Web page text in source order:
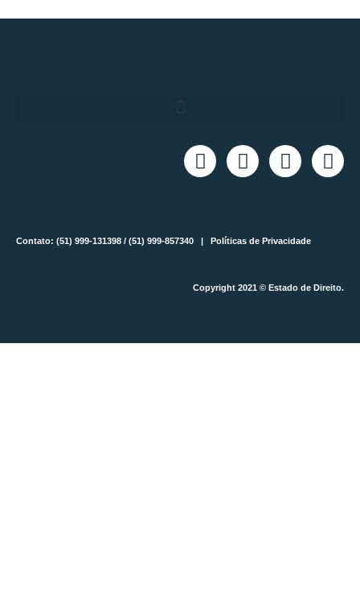
Contato: (51) 999-131398 / (51) 999-857340 | Políticas de Privacidade
Copyright 2021 © Estado de Direito.